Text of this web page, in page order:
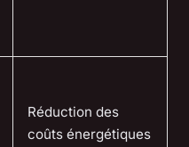
Réduction des
coûts énergétiques